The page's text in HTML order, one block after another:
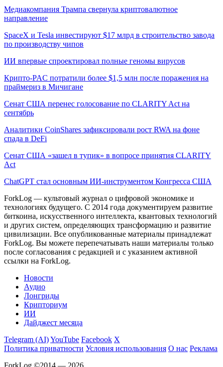
Медиакомпания Трампа свернула криптовалютное
направление
SpaceX и Tesla инвестируют $17 млрд в строительство завода
по производству чипов
ИИ впервые спроектировал полные геномы вирусов
Крипто-PAC потратили более $1,5 млн после поражения на
праймериз в Мичигане
Сенат США перенес голосование по CLARITY Act на
сентябрь
Аналитики CoinShares зафиксировали рост RWA на фоне
спада в DeFi
Сенат США «зашел в тупик» в вопросе принятия CLARITY
Act
ChatGPT стал основным ИИ-инструментом Конгресса США
ForkLog — культовый журнал о цифровой экономике и
технологиях будущего. С 2014 года документируем развитие
биткоина, искусственного интеллекта, квантовых технологий
и других систем, определяющих трансформацию и развитие
цивилизации. Все опубликованные материалы принадлежат
ForkLog. Вы можете перепечатывать наши материалы только
после согласования с редакцией и с указанием активной
ссылки на ForkLog.
Новости
Аудио
Лонгриды
Крипториум
ИИ
Дайджест месяца
Telegram (AI)YouTube Facebook X
Политика приватности Условия использования О нас Реклама
ForkLog ©2014 — 2026